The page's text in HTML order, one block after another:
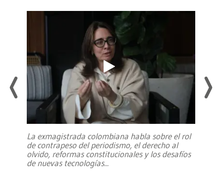
La exmagistrada colombiana habla sobre el rol
de contrapeso del periodismo, el derecho al
olvido, reformas constitucionales y los desafíos
de nuevas tecnologías...